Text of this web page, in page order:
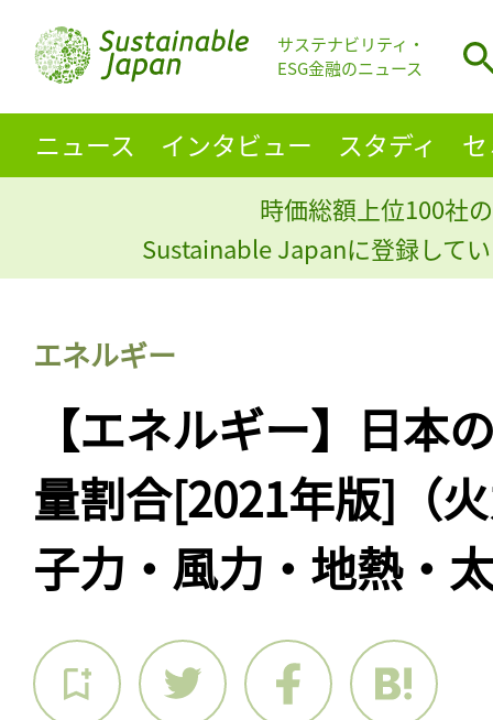
サステナビリティ・
ESG金融のニュース
ニュース インタビュー スタディ
時価総額上位100社
Sustainable Japanに登録して
エネルギー
【エネルギー】日本
量割合[2021年版]（
子力・風力・地熱・